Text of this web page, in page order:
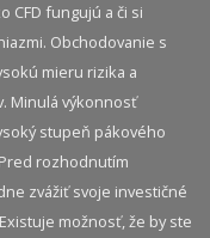
CFD fungujú a či si
Obchodovanie s
mieru rizika a
Minulá výkonnosť
stupeň pákového
rozhodnutím
zvážiť svoje investičné
možnosť, že by ste